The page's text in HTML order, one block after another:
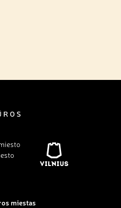
miestas